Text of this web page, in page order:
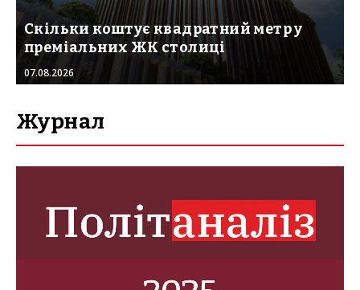
Скільки коштує квадратний метр у
преміальних ЖК столиці
07.08.2026
Журнал